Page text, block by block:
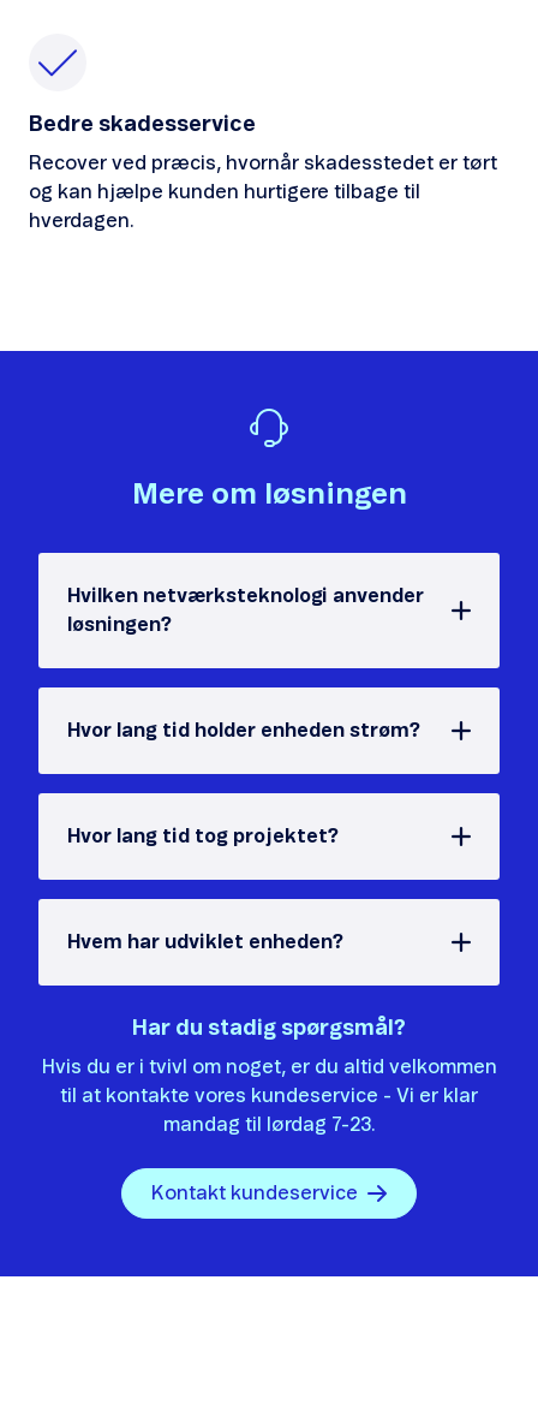
Bedre skadesservice
Recover ved præcis, hvornår skadesstedet er tørt
og kan hjælpe kunden hurtigere tilbage til
hverdagen.
Mere om løsningen
Hvilken netværksteknologi anvender
løsningen?
Hvor lang tid holder enheden strøm?
Hvor lang tid tog projektet?
Hvem har udviklet enheden?
Har du stadig spørgsmål?
Hvis du er i tvivl om noget, er du altid velkommen
til at kontakte vores kundeservice - Vi er klar
mandag til lørdag 7-23.
Kontakt kundeservice